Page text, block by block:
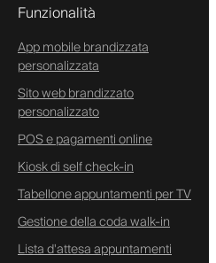
Funzionalità
App mobile brandizzata
personalizzata
Sito web brandizzato
personalizzato
POS e pagamenti online
Kiosk di self check-in
Tabellone appuntamenti per TV
Gestione della coda walk-in
Lista d'attesa appuntamenti